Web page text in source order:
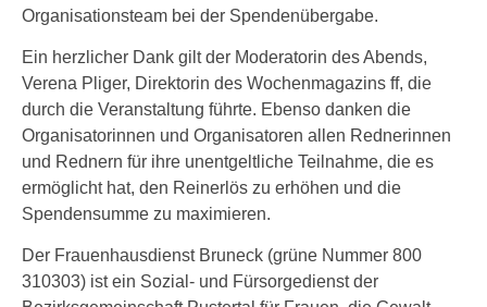
Organisationsteam bei der Spendenübergabe.
Ein herzlicher Dank gilt der Moderatorin des Abends,
Verena Pliger, Direktorin des Wochenmagazins ff, die
durch die Veranstaltung führte. Ebenso danken die
Organisatorinnen und Organisatoren allen Rednerinnen
und Rednern für ihre unentgeltliche Teilnahme, die es
ermöglicht hat, den Reinerlös zu erhöhen und die
Spendensumme zu maximieren.
Der Frauenhausdienst Bruneck (grüne Nummer 800
310303) ist ein Sozial- und Fürsorgedienst der